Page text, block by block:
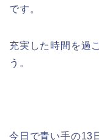
です。
充実した時間を過
う。
今日で青い手の13